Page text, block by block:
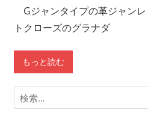
Gジャンタイプの革ジャン
トクローズのグラナダ
もっと読む